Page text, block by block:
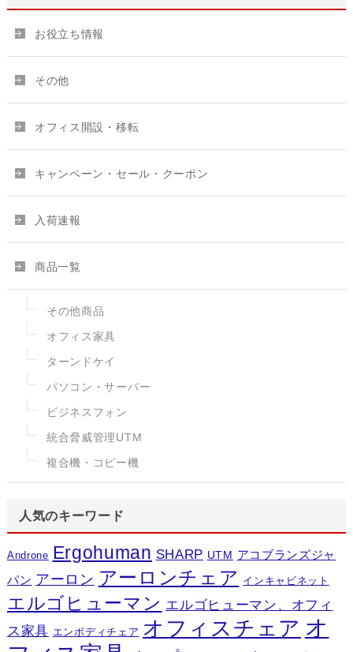
お役立ち情報
その他
オフィス開設・移転
キャンペーン・セール・クーポン
入荷速報
商品一覧
その他商品
オフィス家具
ターンドケイ
パソコン・サーバー
ビジネスフォン
統合脅威管理UTM
複合機・コピー機
人気のキーワード
Androne Ergohuman SHARP UTM アコブランズジャ
パン アーロン アーロンチェア インキャビネット
エルゴヒューマン エルゴヒューマン、オフィ
ス家具 エンボディチェア オフィスチェア オ